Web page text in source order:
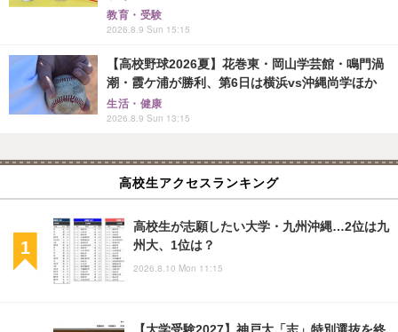
教育・受験
2026.8.9 Sun 15:15
【高校野球2026夏】花巻東・岡山学芸館・鳴門渦
潮・霞ケ浦が勝利、第6日は横浜vs沖縄尚学ほか
生活・健康
2026.8.9 Sun 13:15
高校生アクセスランキング
高校生が志願したい大学・九州沖縄…2位は九
州大、1位は？
2026.8.10 Mon 11:15
【大学受験2027】神戸大「志」特別選抜を終